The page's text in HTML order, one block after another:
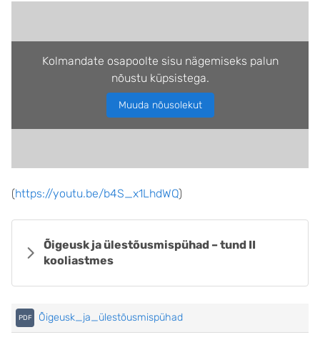
Kolmandate osapoolte sisu nägemiseks palun
nõustu küpsistega.
Muuda nõusolekut
(https://youtu.be/b4S_x1LhdWQ)
Õigeusk ja ülestõusmispühad – tund II
kooliastmes
Õigeusk_ja_ülestõusmispühad